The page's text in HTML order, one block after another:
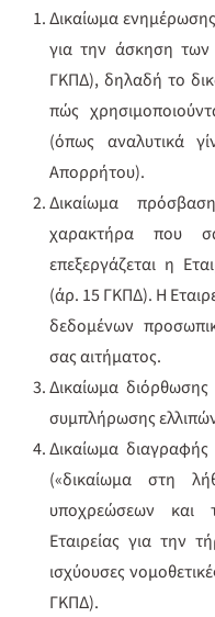
Δικαίωμα
για την άσκηση
ΓΚΠΔ), δηλαδή το
πώς
(όπως αναλυτικά
Απορρήτου).
Δικαίωμα
χαρακτήρα που
επεξεργάζεται η
(άρ. 15 ΓΚΠΔ). Η
δεδομένων
σας αιτήματος.
Δικαίωμα
συμπλήρωσης
Δικαίωμα
(«δικαίωμα στη
υποχρεώσεων και
Εταιρείας για την
ισχύουσες
ΓΚΠΔ).